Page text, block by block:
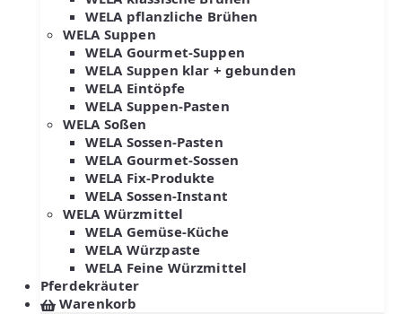
WELA pflanzliche Brühen
WELA Suppen
WELA Gourmet-Suppen
WELA Suppen klar + gebunden
WELA Eintöpfe
WELA Suppen-Pasten
WELA Soßen
WELA Sossen-Pasten
WELA Gourmet-Sossen
WELA Fix-Produkte
WELA Sossen-Instant
WELA Würzmittel
WELA Gemüse-Küche
WELA Würzpaste
WELA Feine Würzmittel
Pferdekräuter
Warenkorb